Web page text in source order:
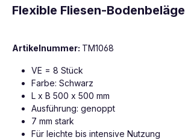
Flexible Fliesen-Bodenbeläge
Artikelnummer: TM1068
VE = 8 Stück
Farbe: Schwarz
L x B 500 x 500 mm
Ausführung: genoppt
7 mm stark
Für leichte bis intensive Nutzung